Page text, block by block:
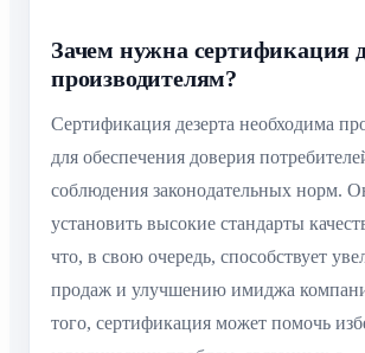
Зачем нужна сертификация
производителям?
Сертификация дезерта необходима
для обеспечения доверия
соблюдения законодательных норм.
установить высокие стандарты
что, в свою очередь, способствует
продаж и улучшению имиджа
того, сертификация может помочь